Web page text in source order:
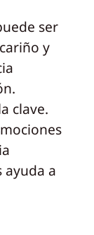
ser
y
clave.
a